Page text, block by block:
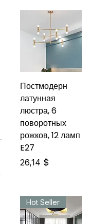
Постмодерн
латунная
люстра, 6
поворотных
рожков, 12 ламп
E27
Цена
26,14 $
Hot Seller